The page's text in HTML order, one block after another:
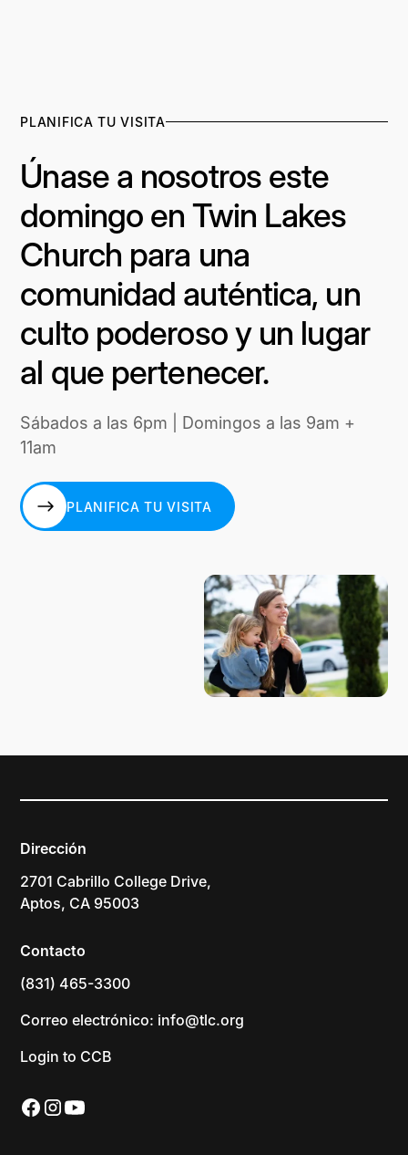
PLANIFICA TU VISITA
Únase a nosotros este
domingo en Twin Lakes
Church para una
comunidad auténtica, un
culto poderoso y un lugar
al que pertenecer.
Sábados a las 6pm | Domingos a las 9am +
11am
PLANIFICA TU VISITA
Dirección
2701 Cabrillo College Drive,
Aptos, CA 95003
Contacto
(831) 465-3300
Correo electrónico: info@tlc.org
Login to CCB